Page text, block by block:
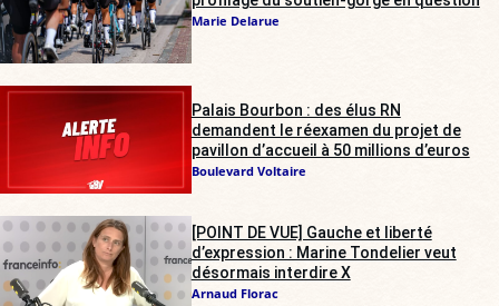
Marie Delarue
Palais Bourbon : des élus RN
demandent le réexamen du projet de
pavillon d’accueil à 50 millions d’euros
Boulevard Voltaire
[POINT DE VUE] Gauche et liberté
d’expression : Marine Tondelier veut
désormais interdire X
Arnaud Florac